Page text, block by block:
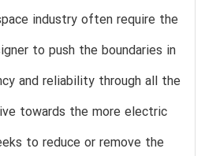
industry often require the
to push the boundaries in
and reliability through all the
towards the more electric
to reduce or remove the